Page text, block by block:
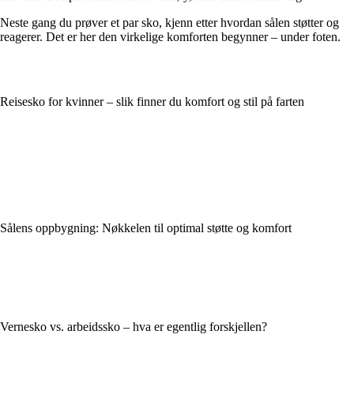
Neste gang du prøver et par sko, kjenn etter hvordan sålen støtter og
reagerer. Det er her den virkelige komforten begynner – under foten.
Reisesko for kvinner – slik finner du komfort og stil på farten
Sålens oppbygning: Nøkkelen til optimal støtte og komfort
Vernesko vs. arbeidssko – hva er egentlig forskjellen?